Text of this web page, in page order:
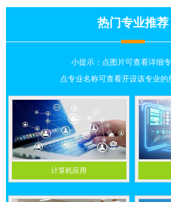
吉安电子科技 学校是哪一年创办d其前
地区教育局批准成立的“吉安地区电子科
江西文理技师学院校区？有哪些专业？
江西文理技师学院校区？有哪些专业？
个：1. 南昌校区：位于南昌市安义县创
九江卫校毕业后能考护士证吗
九江卫校毕业后是可以报考护士证的，
专业要求你需要就读九江卫校的普通全
江西长江科技中等专业学校都有哪些专
根据2026年宜春市教育局最新公布的
科技中等专业学校今年具备招生资格的
热门专业推荐
小提示：点图片可查看详细
点专业名称可查看开设该专业的
计算机应用